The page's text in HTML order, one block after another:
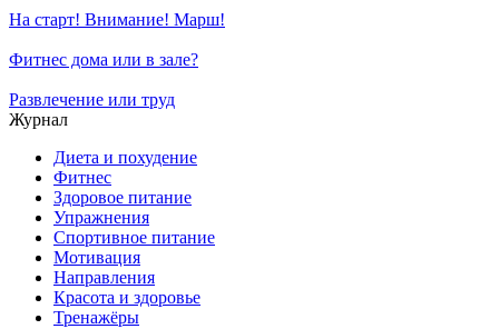
На старт! Внимание! Марш!
Фитнес дома или в зале?
Развлечение или труд
Журнал
Диета и похудение
Фитнес
Здоровое питание
Упражнения
Спортивное питание
Мотивация
Направления
Красота и здоровье
Тренажёры